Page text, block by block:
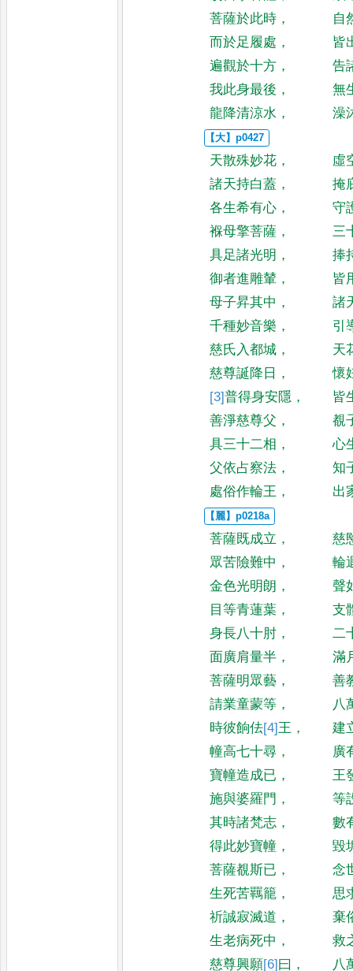
菩薩於此時 ，
自
而於足履處 ，
皆
遍觀於十方 ，
告
我此身最後 ，
無
龍降清涼水 ， 澡
天散殊妙花 ，
虛
諸天持白蓋 ，
掩
各生希有心 ，
守
褓母擎菩薩 ，
三
具足諸光明 ，
捧
御者進雕輦 ，
皆
母子昇其中 ，
諸
千種妙音樂 ，
引
慈氏入都城 ，
天
慈尊誕降日 ，
懷
[3]普得身安隱 ，
皆
善淨慈尊父 ，
覩
具三十二相 ，
心
父依占察法 ，
知
處俗作輪王 ， 出
菩薩既成立 ，
慈
眾苦險難中 ，
輪
金色光明朗 ，
聲
目等青蓮葉 ，
支
身長八十肘 ，
二
面廣肩量半 ，
滿
菩薩明眾藝 ，
善
請業童蒙等 ，
八
時彼餉佉[4]王 ，
建
幢高七十尋 ，
廣
寶幢造成已 ，
王
施與婆羅門 ，
等
其時諸梵志 ，
數
得此妙寶幢 ，
毀
菩薩覩斯已 ，
念
生死苦羈籠 ，
思
祈誠寂滅道 ，
棄
生老病死中 ，
救
慈尊興願[6] 曰 ，
八